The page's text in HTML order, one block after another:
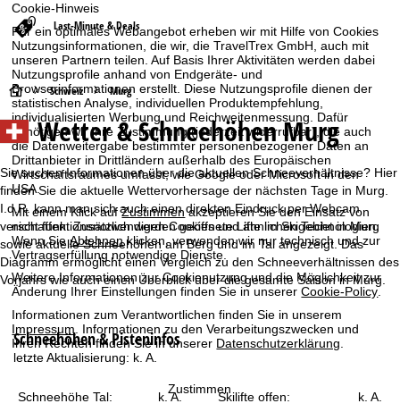
Cookie-Hinweis
Für ein optimales Webangebot erheben wir mit Hilfe von Cookies
Nutzungsinformationen, die wir, die TravelTrex GmbH, auch mit
unseren Partnern teilen. Auf Basis Ihrer Aktivitäten werden dabei
Nutzungsprofile anhand von Endgeräte- und
Browserinformationen erstellt. Diese Nutzungsprofile dienen der
statistischen Analyse, individuellen Produktempfehlung,
individualisierten Werbung und Reichweitenmessung. Dafür
benötigen wir Ihre Zustimmung (jederzeit widerrufbar), die auch
die Datenweitergabe bestimmter personenbezogener Daten an
Drittanbieter in Drittländern außerhalb des Europäischen
Wirtschaftsraumes umfasst, wie Google oder Microsoft in den
USA.
Mit einem Klick aufZustimmenakzeptieren Sie den Einsatz von
nicht funktionsnotwendigen Cookies und ähnlichen Technologien.
Wenn SieAblehnenklicken, verwenden wir nur technisch und zur
Vertragserfüllung notwendige Dienste.
Weitere Informationen zur Cookienutzung und die Möglichkeit zur
Änderung Ihrer Einstellungen finden Sie in unsererCookie-Policy.
Informationen zum Verantwortlichen finden Sie in unserem
Impressum . Informationen zu den Verarbeitungszwecken und
Ihren Rechten finden Sie in unserer Datenschutzerklärung
Zustimmen
Last-Minute & Deals
S
t
a
r
t
s
e
i
Schweiz Murg
Wetter & Schneehöhen Murg
Sie suchen Informationen über die aktuellen Schneeverhältnisse? Hier
finden Sie die aktuelle Wettervorhersage der nächsten Tage in Murg.
I.d.R. kann man sich auch einen direkten Eindruck per Webcam
verschaffen. Zusätzlich werden geöffnete Lifte im Skigebiet in Murg
sowie aktuelle Schneehöhen am Berg und im Tal angezeigt. Das
Diagramm ermöglicht einen Vergleich zu den Schneeverhältnissen des
Vorjahrs wie auch einen Überblick über die gesamte Saison in Murg.
Schneehöhen & Pisteninfos
letzte Aktualisierung: k. A.
Schneehöhe Tal: k. A. Skilifte offen: k. A.